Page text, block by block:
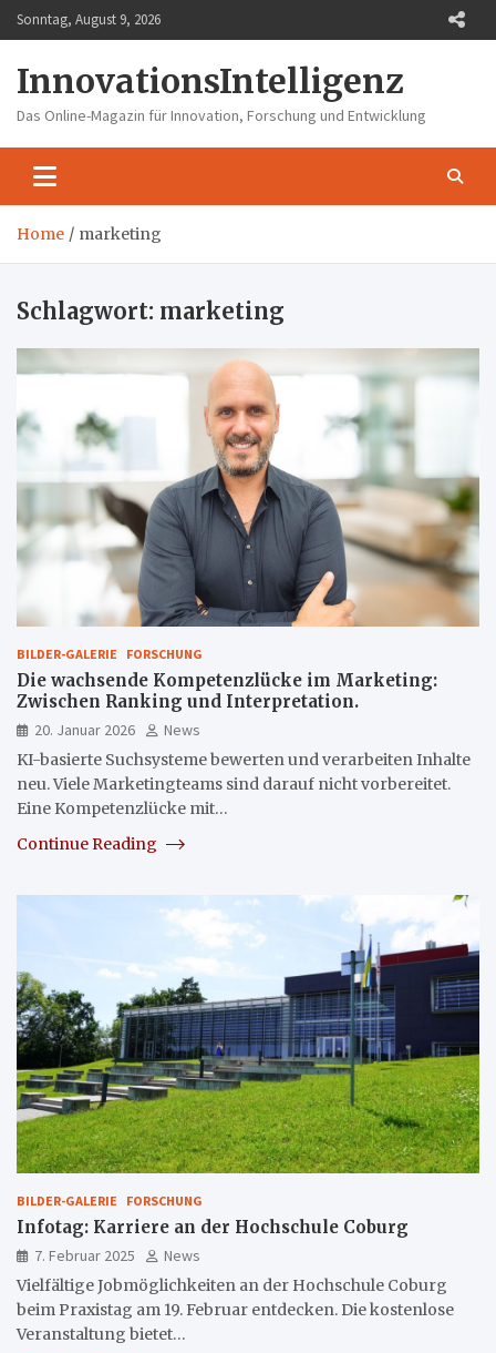
Skip
to
Sonntag, August 9, 2026
InnovationsIntelligenz
Das Online-Magazin für Innovation, Forschung und Entwicklung
Home marketing
Schlagwort: marketing
BILDER-GALERIE FORSCHUNG
Die wachsende Kompetenzlücke im Marketing:
Zwischen Ranking und Interpretation.
20. Januar 2026
News
KI-basierte Suchsysteme bewerten und verarbeiten Inhalte
neu. Viele Marketingteams sind darauf nicht vorbereitet.
Eine Kompetenzlücke mit…
Continue Reading
BILDER-GALERIE FORSCHUNG
Infotag: Karriere an der Hochschule Coburg
7. Februar 2025
News
Vielfältige Jobmöglichkeiten an der Hochschule Coburg
beim Praxistag am 19. Februar entdecken. Die kostenlose
Veranstaltung bietet…